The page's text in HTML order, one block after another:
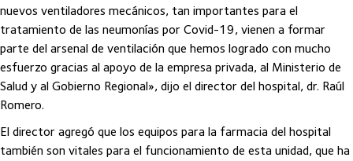
nuevos ventiladores mecánicos, tan importantes para el
tratamiento de las neumonías por Covid-19, vienen a formar
parte del arsenal de ventilación que hemos logrado con mucho
esfuerzo gracias al apoyo de la empresa privada, al Ministerio de
Salud y al Gobierno Regional», dijo el director del hospital, dr. Raúl
Romero.
El director agregó que los equipos para la farmacia del hospital
también son vitales para el funcionamiento de esta unidad, que ha